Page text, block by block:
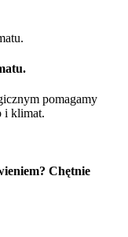
pomagamy
i klimat.
Chętnie